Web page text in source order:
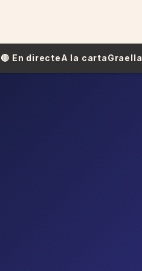
🔴​​ En directeA la cartaGraella